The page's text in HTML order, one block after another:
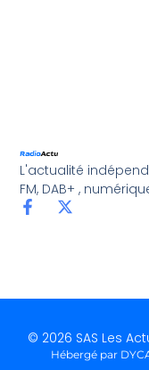
L'actualité
FM, DAB+ ,
© 2026 SAS Les
Hébergé par